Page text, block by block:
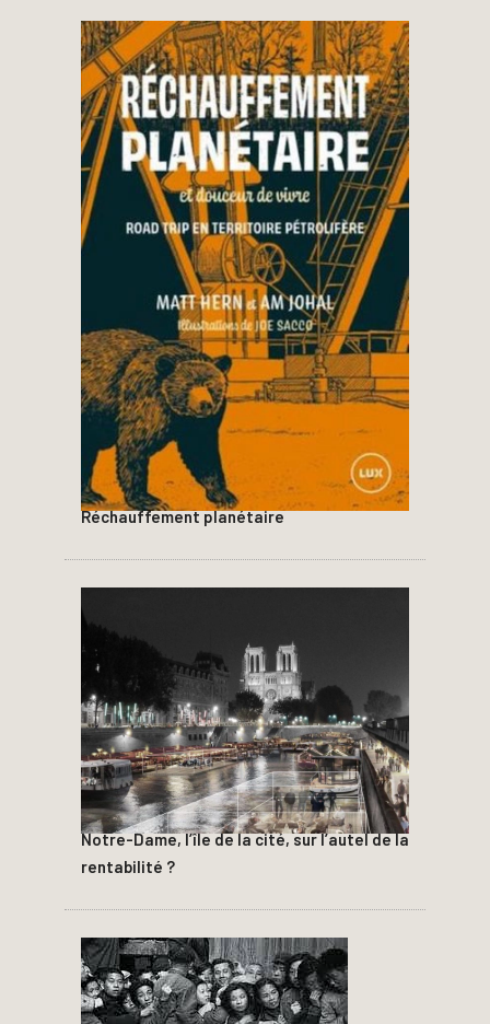
Réchauffement planétaire
Notre-Dame, l’île de la cité, sur l’autel de la
rentabilité ?